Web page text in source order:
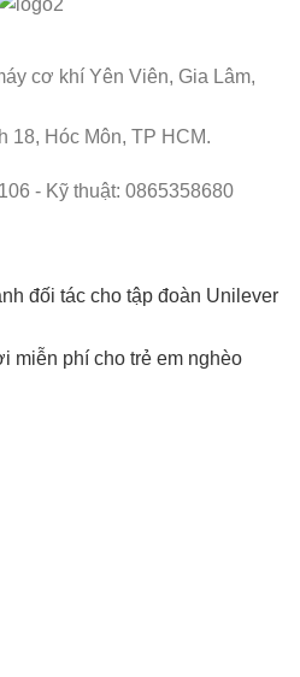
cơ khí Yên Viên, Gia Lâm,
18, Hóc Môn, TP HCM.
- Kỹ thuật: 0865358680
đối tác cho tập đoàn Unilever
miễn phí cho trẻ em nghèo